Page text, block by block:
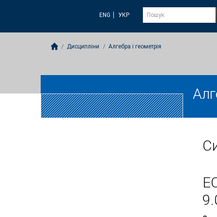
ENG УКР
Дисципліни Алгебра і геометрія